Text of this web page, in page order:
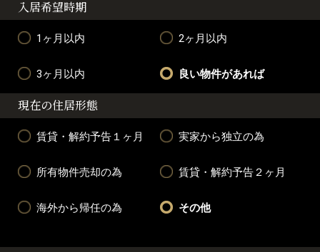
入居希望時期
1ヶ月以内 2ヶ月以内
3ヶ月以内 良い物件があれば
現在の住居形態
賃貸・解約予告１ヶ月 実家から独立の為
所有物件売却の為 賃貸・解約予告２ヶ月
海外から帰任の為 その他